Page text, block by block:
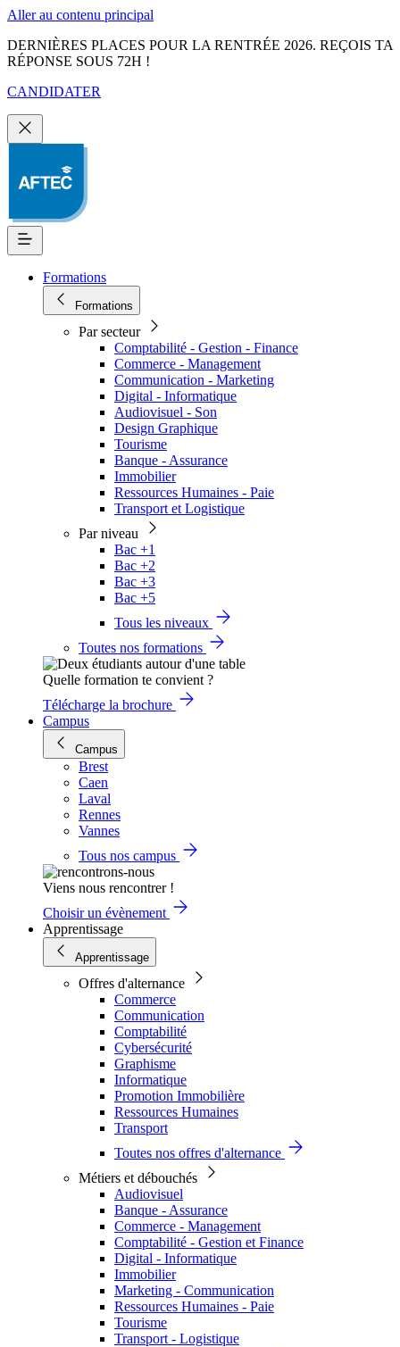
Aller au contenu principal
DERNIÈRES PLACES POUR LA RENTRÉE 2026. REÇOIS TA
RÉPONSE SOUS 72H !
CANDIDATER
Formations
Formations
Par secteur
Comptabilité - Gestion - Finance
Commerce - Management
Communication - Marketing
Digital - Informatique
Audiovisuel - Son
Design Graphique
Tourisme
Banque - Assurance
Immobilier
Ressources Humaines - Paie
Transport et Logistique
Par niveau
Bac +1
Bac +2
Bac +3
Bac +5
Tous les niveaux
Toutes nos formations
Quelle formation te convient ?
Télécharge la brochure
Campus
Campus
Brest
Caen
Laval
Rennes
Vannes
Tous nos campus
Viens nous rencontrer !
Choisir un évènement
Apprentissage
Apprentissage
Offres d'alternance
Commerce
Communication
Comptabilité
Cybersécurité
Graphisme
Informatique
Promotion Immobilière
Ressources Humaines
Transport
Toutes nos offres d'alternance
Métiers et débouchés
Audiovisuel
Banque - Assurance
Commerce - Management
Comptabilité - Gestion et Finance
Digital - Informatique
Immobilier
Marketing - Communication
Ressources Humaines - Paie
Tourisme
Transport - Logistique